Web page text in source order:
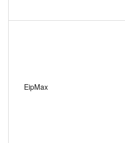
EipMax